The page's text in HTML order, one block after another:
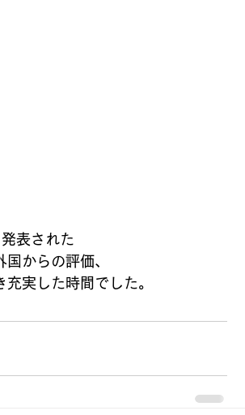
された
らの評価、
た時間でした。